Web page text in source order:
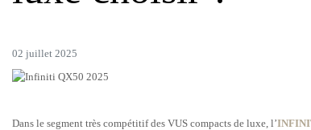
02 juillet 2025
Dans le segment très compétitif des VUS compacts de luxe, l’